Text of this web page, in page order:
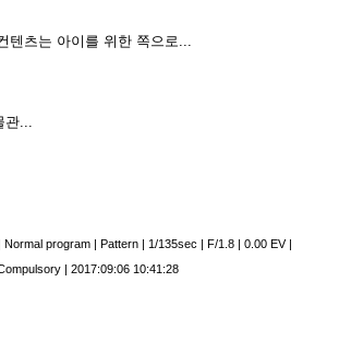
텐츠는 아이를 위한 쪽으로...
...
Normal program | Pattern | 1/135sec | F/1.8 | 0.00 EV|
| 2017:09:06 10:41:28